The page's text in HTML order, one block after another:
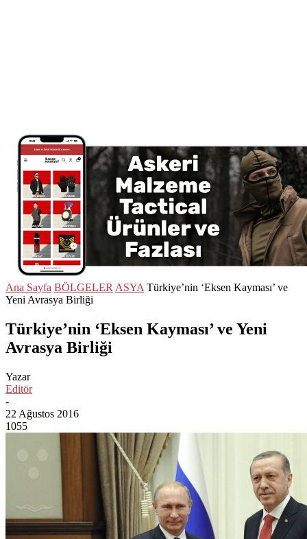
Ana Sayfa BÖLGELER ASYA Türkiye’nin ‘Eksen Kayması’ ve
Yeni Avrasya Birliği
Türkiye’nin ‘Eksen Kayması’ ve Yeni
Avrasya Birliği
Yazar
Editör
-
22 Ağustos 2016
1055